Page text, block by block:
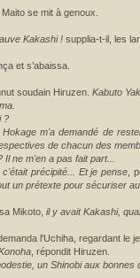
se mit à genoux.
Kakashi ! supplia-t-il, les
et s’abaissa.
soudain Hiruzen. Kabuto
?
Hokage m'a demandé de
de chacun des
Il ne m'en a pas fait part...
précipité... Et je pense ,
un prétexte pour sécuriser
Mikoto, il y avait Kakashi,
l'Uchiha, regardant le
, répondit Hiruzen.
un Shinobi aux bonnes